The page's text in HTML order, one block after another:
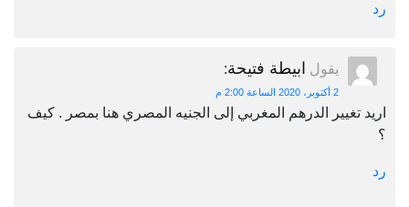
رد
يقول ابيطة فتيحة:
2 أكتوبر، 2020 الساعة 2:00 م
اريد تغيير الدرهم المغربي إلى الجنيه المصري هنا بمصر . كيف
؟
رد